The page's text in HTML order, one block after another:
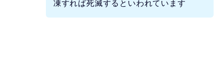
凍すれば死滅するといわれています